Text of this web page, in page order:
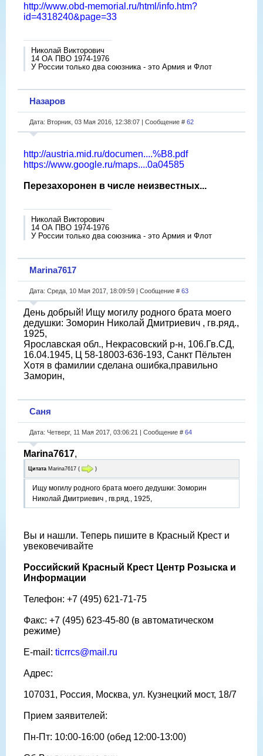
http://www.obd-memorial.ru/html/info.htm?
id=4318240&page=33
Николай Викторович
14 ОА ПВО 1974-1976
У России только два союзника - это Армия и Флот
Назаров
Дата: Вторник, 03 Мая 2016, 12:38:07 | Сообщение # 62
http://austria.mid.ru/documen....%B8.pdf
https://www.google.ru/maps....0a04585
Перезахоронен в числе неизвестных...
Николай Викторович
14 ОА ПВО 1974-1976
У России только два союзника - это Армия и Флот
Marina7617
Дата: Среда, 10 Мая 2017, 18:09:59 | Сообщение # 63
День добрый! Ищу могилу родного брата моего
дедушки: Зоморин Николай Дмитриевич , гв.ряд.,
1925,
Ярославская обл., Некрасовский р-н, 106.Гв.СД,
16.04.1945, Ц 58-18003-636-193, Санкт Пёльтен
Хотя в фамилии сделана ошибка,правильно
Заморин,
Саня
Дата: Четверг, 11 Мая 2017, 03:06:21 | Сообщение # 64
Marina7617,
Цитата Marina7617 ( )
Ищу могилу родного брата моего дедушки: Зоморин
Николай Дмитриевич , гв.ряд., 1925,
Вы и нашли. Теперь пишите в Красный Крест и
увековечивайте
Российский Красный Крест Центр Розыска и
Информации
Телефон: +7 (495) 621-71-75
Факс: +7 (495) 623-45-80 (в автоматическом
режиме)
E-mail: ticrrcs@mail.ru
Адрес:
107031, Россия, Москва, ул. Кузнецкий мост, 18/7
Прием заявителей:
Пн-Пт: 10:00-16:00 (обед 12:00-13:00)